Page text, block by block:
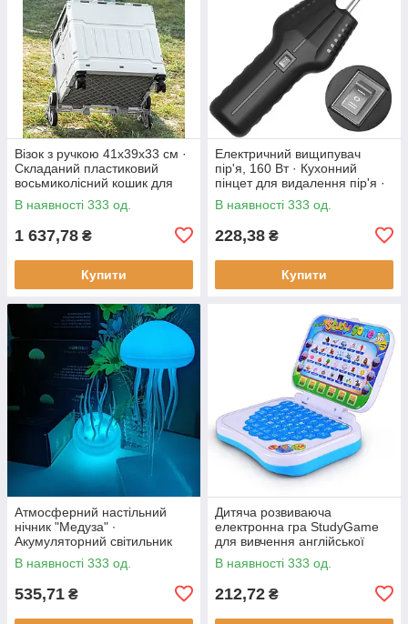
Візок з ручкою 41х39х33 см ·
Складаний пластиковий
восьмиколісний кошик для
продуктів
В наявності 333 од.
1 637,78 ₴
Купити
Електричний вищипувач
пір'я, 160 Вт · Кухонний
пінцет для видалення пір'я ·
Інструмент - щипці для
ощипування птиці
В наявності 333 од.
228,38 ₴
Купити
Атмосферний настільний
нічник "Медуза" ∙
Акумуляторний світильник
В наявності 333 од.
535,71 ₴
Дитяча розвиваюча
електронна гра StudyGame
для вивчення англійської
мови · Інтерактивний
комп'ютер для дитини
В наявності 333 од.
212,72 ₴